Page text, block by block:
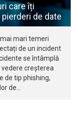
care îți
de date
mari temeri
de un incident
se întâmplă
creșterea
de tip phishing,
de…